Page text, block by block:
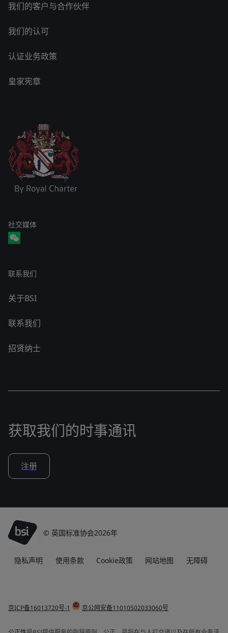
我们的客户与合作伙伴
我们的认可
认证业务政策
皇家宪章
社交媒体
联系我们
关于BSI
联系我们
招贤纳士
获取我们的时事通讯
注册
© 英国标准协会2026年
隐私声明 使用条款 Cookie政策 网站地图 无障碍
京ICP备16013720号-1 京公网安备11010502033060号